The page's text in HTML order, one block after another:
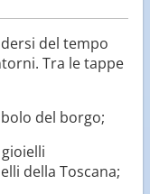
del tempo
Tra le tappe
del borgo;
della Toscana;